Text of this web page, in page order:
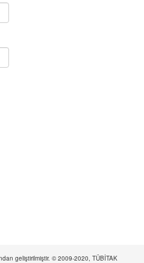
geliştirilmiştir. © 2009-2020, TÜBİTAK